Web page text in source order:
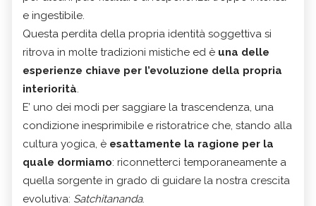
e ingestibile.
Questa perdita della propria identità soggettiva si
ritrova in molte tradizioni mistiche ed è una delle
esperienze chiave per l’evoluzione della propria
interiorità.
E’ uno dei modi per saggiare la trascendenza, una
condizione inesprimibile e ristoratrice che, stando alla
cultura yogica, è esattamente la ragione per la
quale dormiamo: riconnetterci temporaneamente a
quella sorgente in grado di guidare la nostra crescita
evolutiva: Satchitananda.